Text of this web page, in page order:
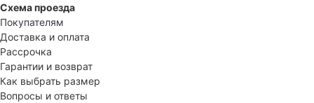
Схема проезда
Покупателям
Доставка и оплата
Рассрочка
Гарантии и возврат
Как выбрать размер
Вопросы и ответы